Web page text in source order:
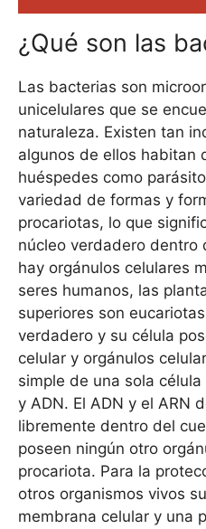
¿Qué son las
Las bacterias son
unicelulares que se
naturaleza. Existen tan
algunos de ellos habitan
huéspedes como
variedad de formas y
procariotas, lo que
núcleo verdadero dentro
hay orgánulos celulares
seres humanos, las
superiores son
verdadero y su célula
celular y orgánulos
simple de una sola
y ADN. El ADN y el ARN
libremente dentro del
poseen ningún otro
procariota. Para la
otros organismos vivos
membrana celular y una